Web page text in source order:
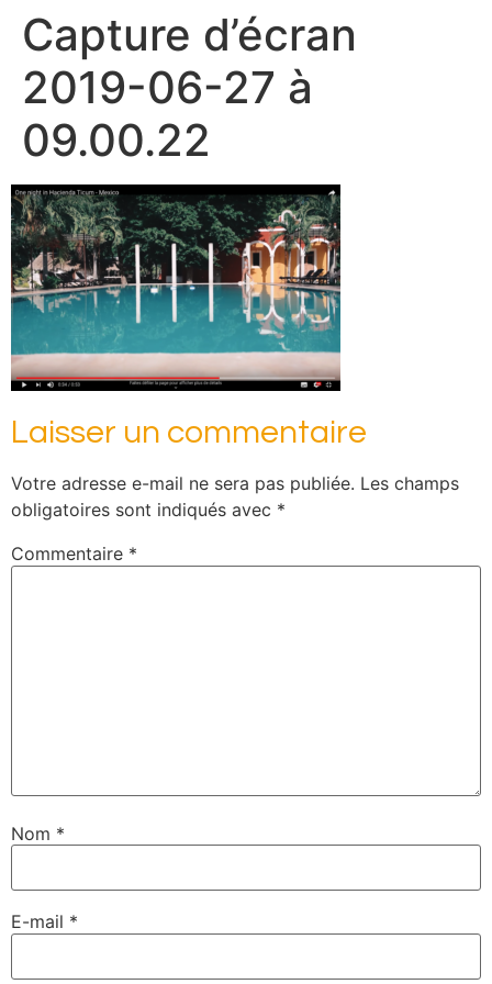
Capture d’écran
2019-06-27 à
09.00.22
Laisser un commentaire
Votre adresse e-mail ne sera pas publiée. Les champs
obligatoires sont indiqués avec *
Commentaire *
Nom *
E-mail *